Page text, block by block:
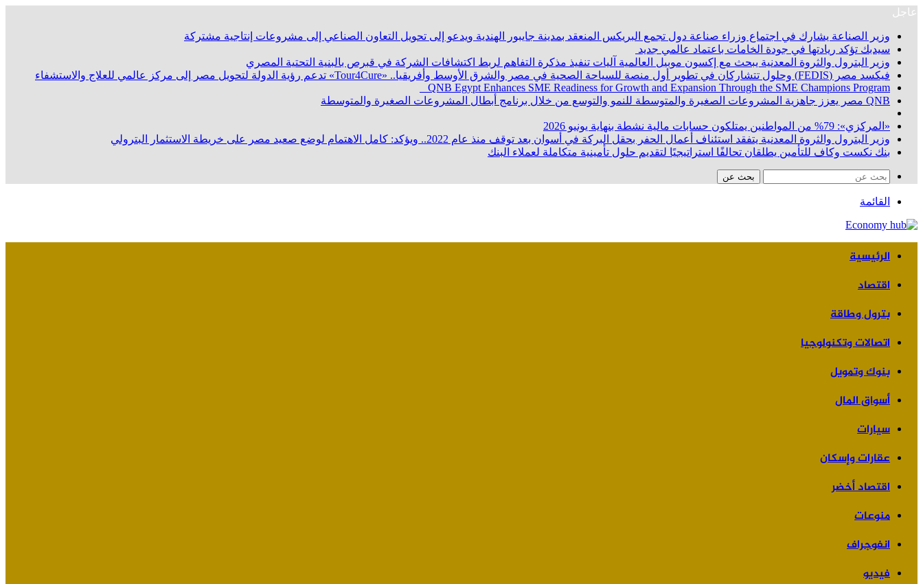
عاجل
وزير الصناعة يشارك في اجتماع وزراء صناعة دول تجمع البريكس المنعقد بمدينة جايبور الهندية ويدعو إلى تحويل التعاون الصناعي إلى مشروعات إنتاجية مشتركة
سيدبك تؤكد ريادتها في جودة الخامات باعتماد عالمي جديد
وزير البترول والثروة المعدنية يبحث مع إكسون موبيل العالمية آليات تنفيذ مذكرة التفاهم لربط اكتشافات الشركة في قبرص بالبنية التحتية المصري
فيكسد مصر (FEDIS) وحلول تتشاركان في تطوير أول منصة للسياحة الصحية في مصر والشرق الأوسط وأفريقيا.. «Tour4Cure» تدعم رؤية الدولة لتحويل مصر إلى مركز عالمي للعلاج والاستشفاء
QNB Egypt Enhances SME Readiness for Growth and Expansion Through the SME Champions Program
QNB مصر يعزز جاهزية المشروعات الصغيرة والمتوسطة للنمو والتوسع من خلال برنامج أبطال المشروعات الصغيرة والمتوسطة
«المركزي»: 79% من المواطنين يمتلكون حسابات مالية نشطة بنهاية يونيو 2026
وزير البترول والثروة المعدنية يتفقد استئناف أعمال الحفر بحقل البركة في أسوان بعد توقف منذ عام 2022.. ويؤكد: كامل الاهتمام لوضع صعيد مصر على خريطة الاستثمار البترولي
بنك نكست وكاف للتأمين يطلقان تحالفًا استراتيجيًا لتقديم حلول تأمينية متكاملة لعملاء البنك
بحث عن
القائمة
الرئيسية
اقتصاد
بترول وطاقة
اتصالات وتكنولوجيا
بنوك وتمويل
أسواق المال
سيارات
عقارات وإسكان
اقتصاد أخضر
منوعات
انفوجراف
فيديو